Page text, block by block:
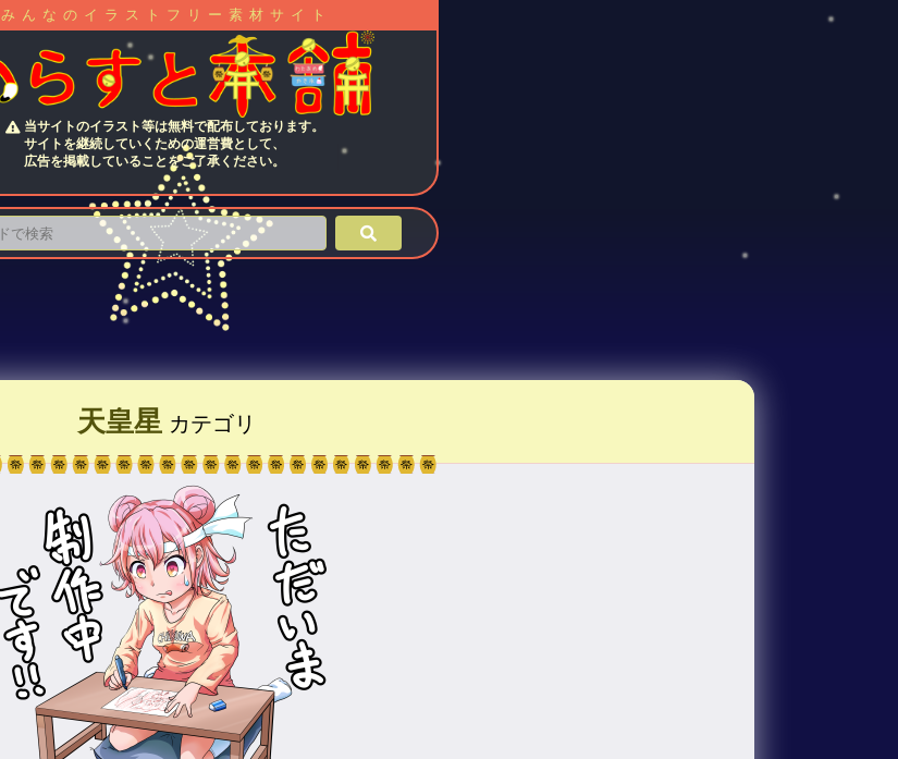
みんなのイラストフリー素材サイト
当サイトのイラスト等は無料で配布しております。
サイトを継続していくための運営費として、
広告を掲載していることをご了承ください。
天皇星 カテゴリ